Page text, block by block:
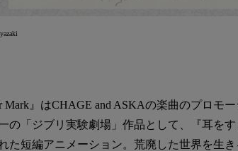
Mark』はCHAGE and ASKAの楽曲のプロモ
の「ジブリ実験劇場」作品として、『耳を
れた短編アニメーション。荒廃した世界を生